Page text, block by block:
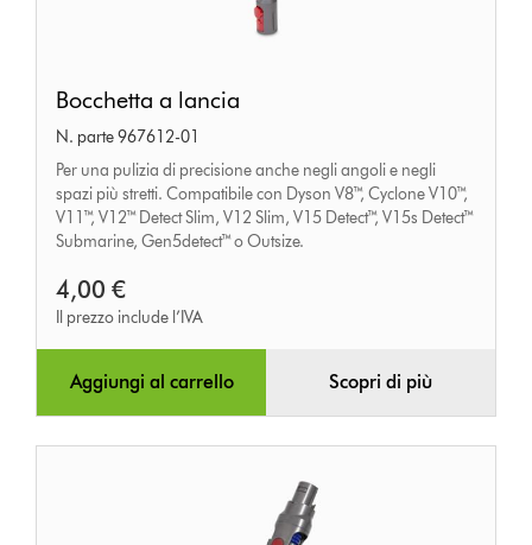
a
lancia
Bocchetta a lancia
N. parte 967612-01
Per una pulizia di precisione anche negli angoli e negli
spazi più stretti. Compatibile con Dyson V8™, Cyclone V10™,
V11™, V12™ Detect Slim, V12 Slim, V15 Detect™, V15s Detect™
Submarine, Gen5detect™ o Outsize.
4,00 €
Il prezzo include l’IVA
Aggiungi al carrello Scopri di più